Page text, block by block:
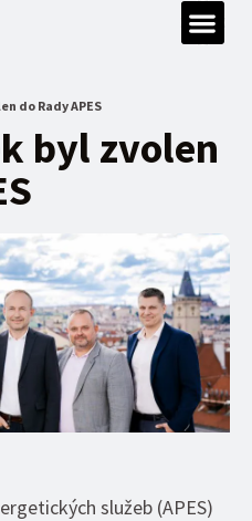
do Rady APES
byl zvolen
služeb (APES)